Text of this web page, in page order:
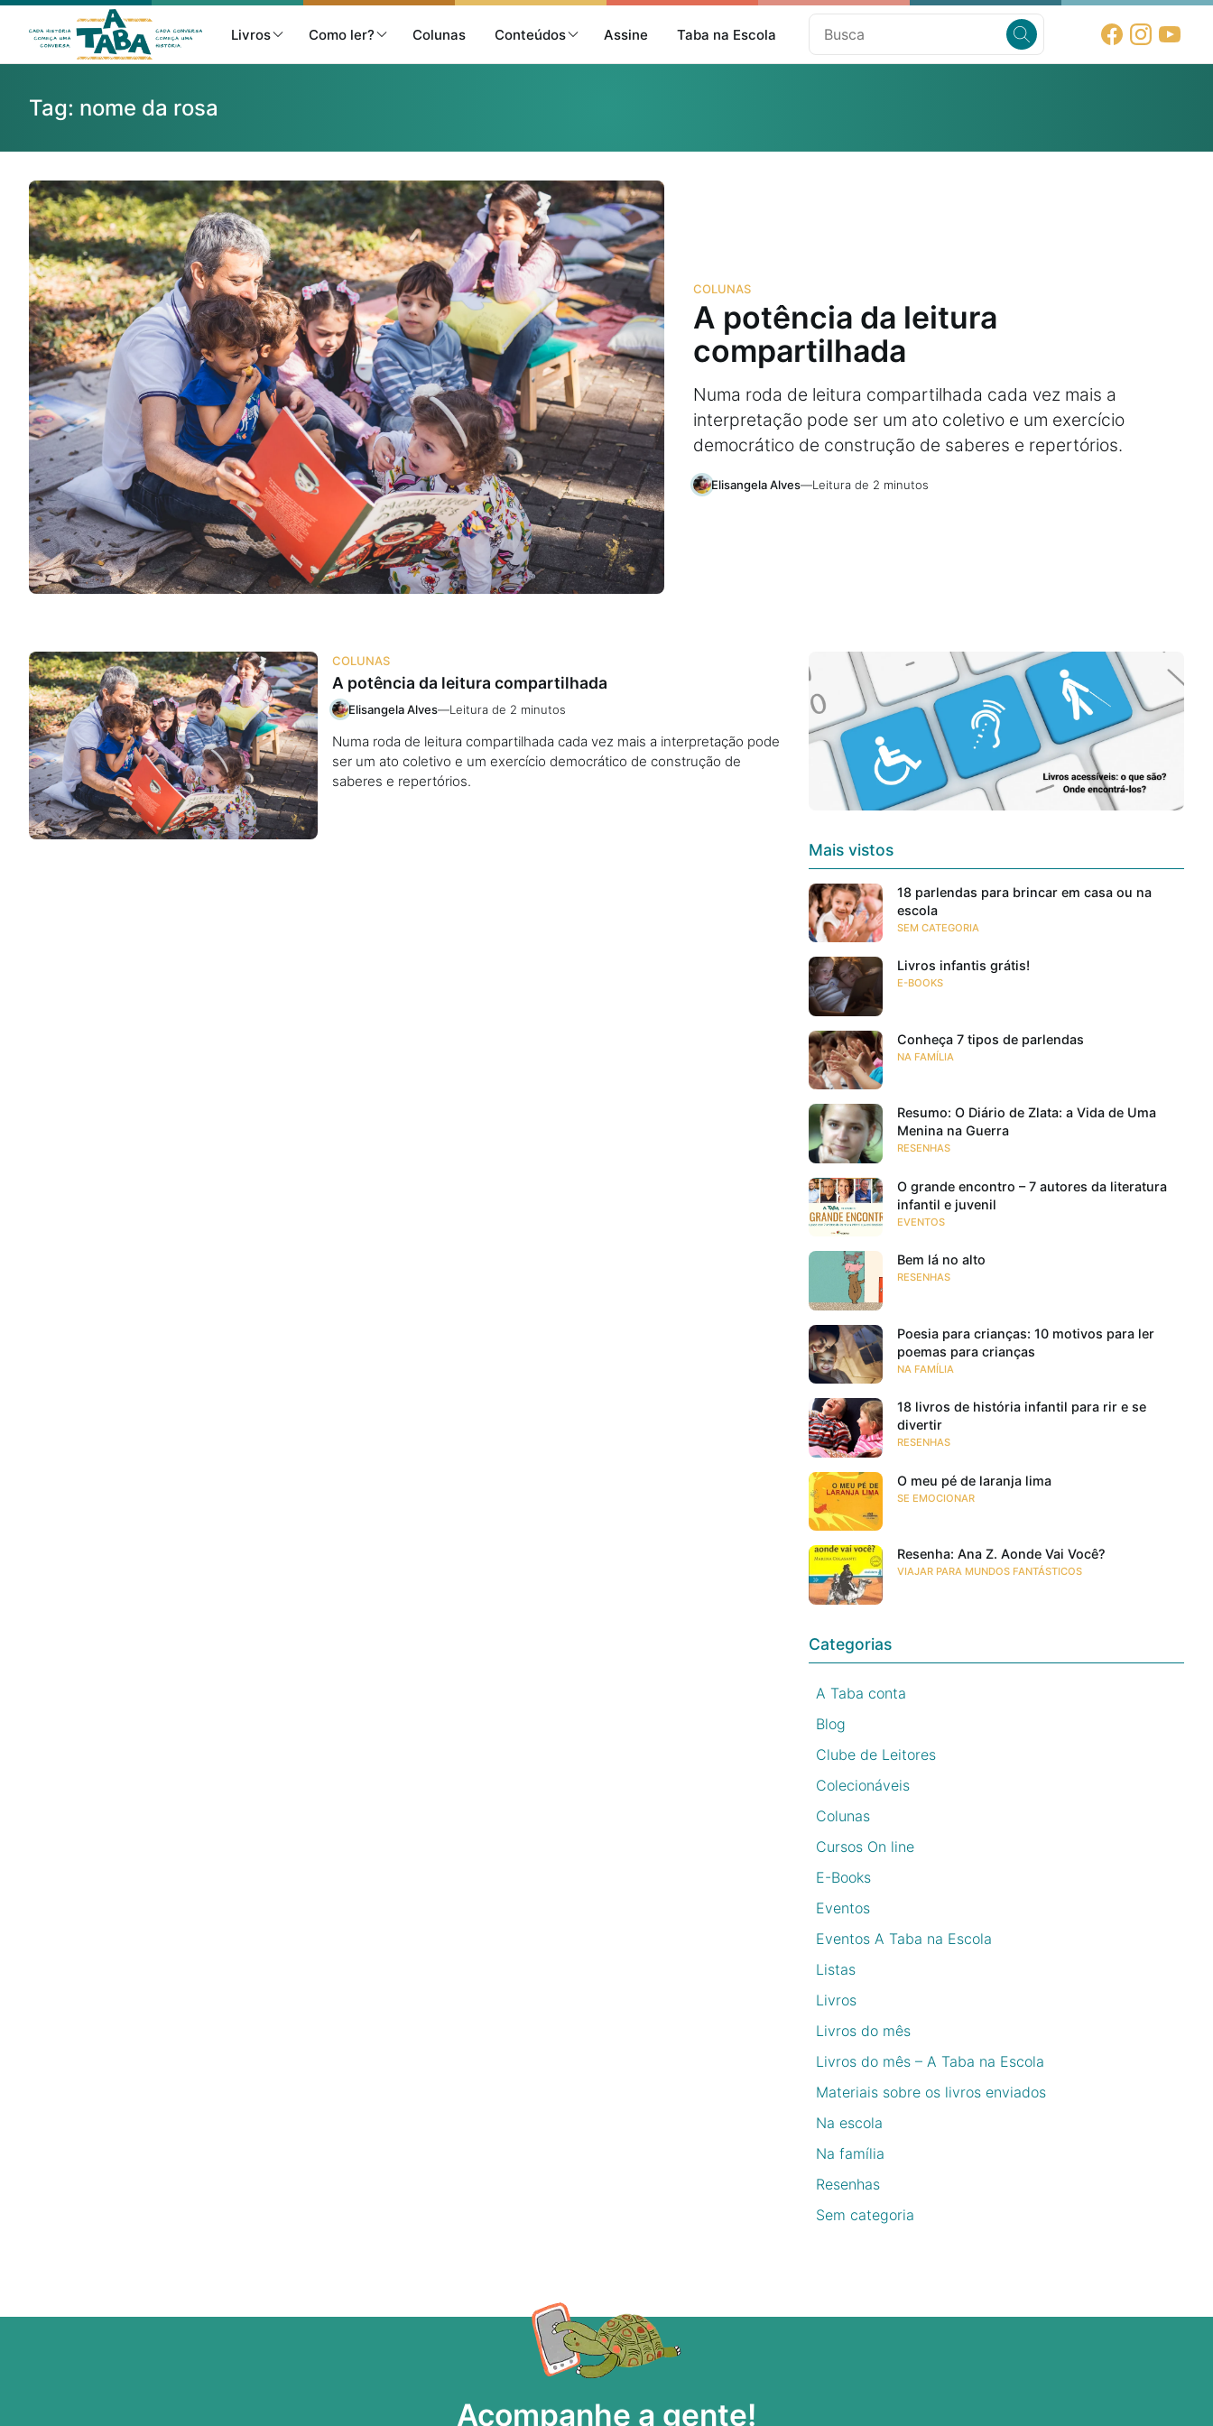
Livros Como ler? Colunas Conteúdos Assine Taba na Escola
Resenhas
Clube de Leitores
Listas
Como ler?
Na escola
Na família
Colunas
Conteúdos
Cursos On line
E-Books
Eventos
Tag: nome da rosa
COLUNAS
A potência da leitura
compartilhada
Numa roda de leitura compartilhada cada vez mais a
interpretação pode ser um ato coletivo e um exercício
democrático de construção de saberes e repertórios.
Elisangela Alves—Leitura de 2 minutos
COLUNAS
A potência da leitura compartilhada
Elisangela Alves—Leitura de 2 minutos
Numa roda de leitura compartilhada cada vez mais a interpretação pode
ser um ato coletivo e um exercício democrático de construção de
saberes e repertórios.
Mais vistos
18 parlendas para brincar em casa ou na
escola
SEM CATEGORIA
Livros infantis grátis!
E-BOOKS
Conheça 7 tipos de parlendas
NA FAMÍLIA
Resumo: O Diário de Zlata: a Vida de Uma
Menina na Guerra
RESENHAS
O grande encontro – 7 autores da literatura
infantil e juvenil
EVENTOS
Bem lá no alto
RESENHAS
Poesia para crianças: 10 motivos para ler
poemas para crianças
NA FAMÍLIA
18 livros de história infantil para rir e se
divertir
RESENHAS
O meu pé de laranja lima
SE EMOCIONAR
Resenha: Ana Z. Aonde Vai Você?
VIAJAR PARA MUNDOS FANTÁSTICOS
Categorias
A Taba conta
Blog
Clube de Leitores
Colecionáveis
Colunas
Cursos On line
E-Books
Eventos
Eventos A Taba na Escola
Listas
Livros
Livros do mês
Livros do mês – A Taba na Escola
Materiais sobre os livros enviados
Na escola
Na família
Resenhas
Sem categoria
Acompanhe a gente!